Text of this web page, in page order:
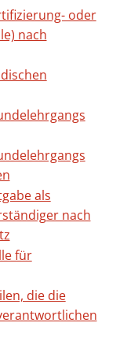
oder
nach
als
nach
für
die die